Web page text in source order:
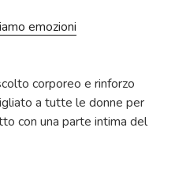
emozioni
corporeo e rinforzo
a tutte le donne per
con una parte intima del